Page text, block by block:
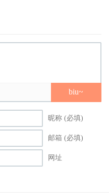
biu~
昵称 (必填)
邮箱 (必填)
网址